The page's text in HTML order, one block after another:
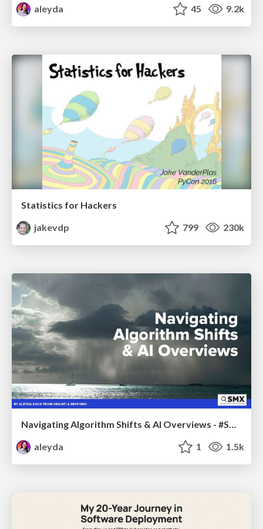
aleyda
45 9.2k
Statistics for Hackers
jakevdp
799 230k
aleyda
1 1.5k